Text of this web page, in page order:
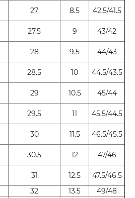
27 8.5
42.5/41.5
27.5 9
43/42
28 9.5
44/43
28.5 10
44.5/43.5
29 10.5
45/44
29.5 11
45.5/44.5
30 11.5
46.5/45.5
30.5 12
47/46
31 12.5
47.5/46.5
32 13.5
49/48